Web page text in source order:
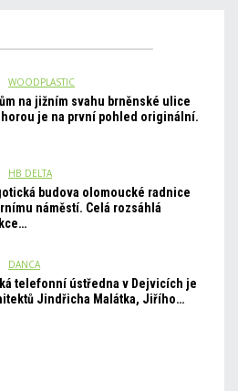
WOODPLASTIC
na jižním svahu brněnské ulice
horou je na první pohled originální.
HB_DELTA
budova olomoucké radnice
náměstí. Celá rozsáhlá
DANCA
telefonní ústředna v Dejvicích je
Jindřicha Malátka, Jiřího…